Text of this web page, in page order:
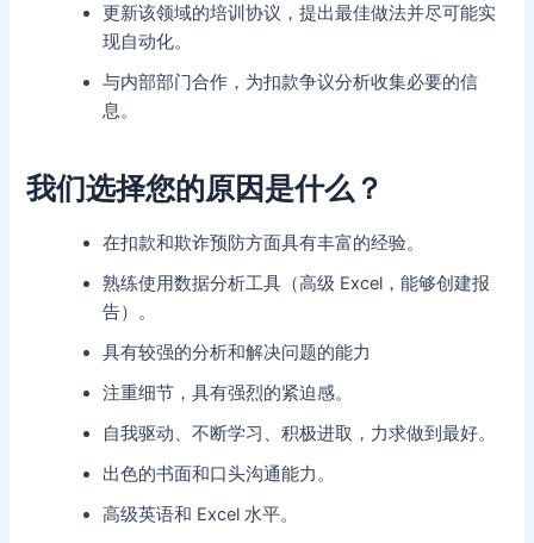
更新该领域的培训协议，提出最佳做法并尽可能实
现自动化。
与内部部门合作，为扣款争议分析收集必要的信
息。
我们选择您的原因是什么？
在扣款和欺诈预防方面具有丰富的经验。
熟练使用数据分析工具（高级 Excel，能够创建报
告）。
具有较强的分析和解决问题的能力
注重细节，具有强烈的紧迫感。
自我驱动、不断学习、积极进取，力求做到最好。
出色的书面和口头沟通能力。
高级英语和 Excel 水平。